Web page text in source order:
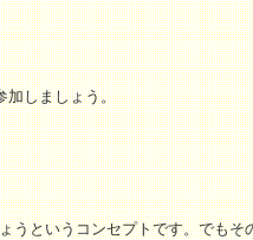
加しましょう。
というコンセプトです。でもそ